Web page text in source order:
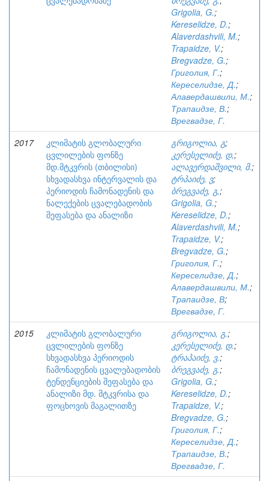
Grigolia, G.;
Kereselidze, D.;
Alaverdashvili, M.;
Trapaidze, V.;
Bregvadze, G.;
Григолия, Г.;
Кереселидзе, Д.;
Алавердашвили, М.;
Трапаидзе, В.;
Врегвадзе, Г.
2017
კლიმატის გლობალური
ცვლილების ფონზე
მდ.მტკვრის (თბილისი)
სხვადასხვა ინტერვალის და
პერიოდის ჩამონადენის და
ნალექების ცვალებადობის
შეფასება და ანალიზი
გრიგოლია, გ;
კერესელიძე, დ,;
ალავერდაშვილი, მ.;
ტრპაიძე, ვ;
ბრეგვაძე, გ,;
Grigolia, G.;
Kereselidze, D.;
Alaverdashvili, M.;
Trapaidze, V.;
Bregvadze, G.;
Григолия, Г.;
Кереселидзе, Д.;
Алавердашвили, М.;
Трапаидзе, В;
Врегвадзе, Г.
2015
კლიმატის გლობალური
ცვლილების ფონზე
სხვადასხვა პერიოდის
ჩამონადენის ცვალებადობის
ტენდენციების შეფასება და
ანალიზი მდ. მტკვრისა და
ფოცხოვის მაგალითზე
გრიგოლია, გ.;
კერესელიძე, დ.;
ტრაპაიძე, ვ.;
ბრეგვაძე, გ.;
Grigolia, G.;
Kereselidze, D.;
Trapaidze, V.;
Bregvadze, G.;
Григолия, Г.;
Кереселидзе, Д.;
Трапаидзе, В.;
Врегвадзе, Г.